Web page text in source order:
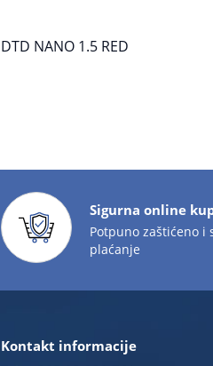
DTD NANO 1.5 RED
Sigurna online
Potpuno zaštićeno i
plaćanje
Kontakt informacije